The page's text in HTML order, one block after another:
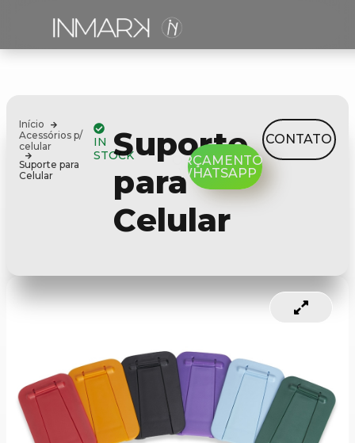
Início
Acessórios p/
celular
Suporte para
Celular
IN
STOCKSuporte
para
Celular
ORÇAMENTO
WHATSAPP
CONTATO